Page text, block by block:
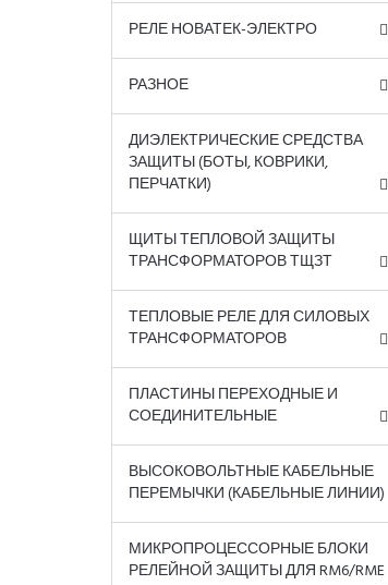
РЕЛЕ НОВАТЕК-ЭЛЕКТРО
РАЗНОЕ
ДИЭЛЕКТРИЧЕСКИЕ СРЕДСТВА
ЗАЩИТЫ (БОТЫ, КОВРИКИ,
ПЕРЧАТКИ)
ЩИТЫ ТЕПЛОВОЙ ЗАЩИТЫ
ТРАНСФОРМАТОРОВ ТЩЗТ
ТЕПЛОВЫЕ РЕЛЕ ДЛЯ СИЛОВЫХ
ТРАНСФОРМАТОРОВ
ПЛАСТИНЫ ПЕРЕХОДНЫЕ И
СОЕДИНИТЕЛЬНЫЕ
ВЫСОКОВОЛЬТНЫЕ КАБЕЛЬНЫЕ
ПЕРЕМЫЧКИ (КАБЕЛЬНЫЕ ЛИНИИ)
МИКРОПРОЦЕССОРНЫЕ БЛОКИ
РЕЛЕЙНОЙ ЗАЩИТЫ ДЛЯ RM6/RME